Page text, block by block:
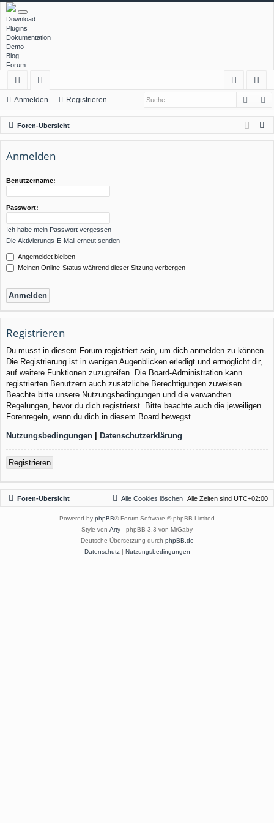
Download
Plugins
Dokumentation
Demo
Blog
Forum
ch
ne
llz
ug
f
or
en
m
el
ist
rie
Anmelden Registrieren
Foren-Übersicht
Anmelden
Benutzername:
Passwort:
Ich habe mein Passwort vergessen
Die Aktivierungs-E-Mail erneut senden
Angemeldet bleiben
Meinen Online-Status während dieser Sitzung verbergen
Registrieren
Du musst in diesem Forum registriert sein, um dich anmelden zu können.
Die Registrierung ist in wenigen Augenblicken erledigt und ermöglicht dir,
auf weitere Funktionen zuzugreifen. Die Board-Administration kann
registrierten Benutzern auch zusätzliche Berechtigungen zuweisen.
Beachte bitte unsere Nutzungsbedingungen und die verwandten
Regelungen, bevor du dich registrierst. Bitte beachte auch die jeweiligen
Forenregeln, wenn du dich in diesem Board bewegst.
Nutzungsbedingungen | Datenschutzerklärung
Registrieren
Foren-Übersicht Alle Zeiten sind UTC+02:00
Alle Cookies löschen
Powered by phpBB® Forum Software © phpBB Limited
Style von Arty - phpBB 3.3 von MrGaby
Deutsche Übersetzung durch phpBB.de
Datenschutz| Nutzungsbedingungen